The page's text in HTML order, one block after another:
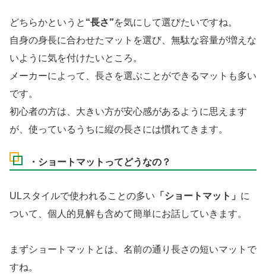
どちらかというと “長さ”を気にして選びたいですね。
自身の身長に合わせたマットを選び、無駄な容量が増えな
いように気を付けたいところ。
メーカーによって、長さを選ぶことができるマットも多い
です。
初心者の方は、大きい方が安心感があるように思えます
が、使っているうちに縦の長さには慣れてきます。
・ショートマットってどうなの？
ULスタイルで使われることの多い 「ショートマット」 に
ついて、個人的見解も含めて簡単にお話していきます。
まずショートマットとは、名前の通り長さの短いマットで
すね。